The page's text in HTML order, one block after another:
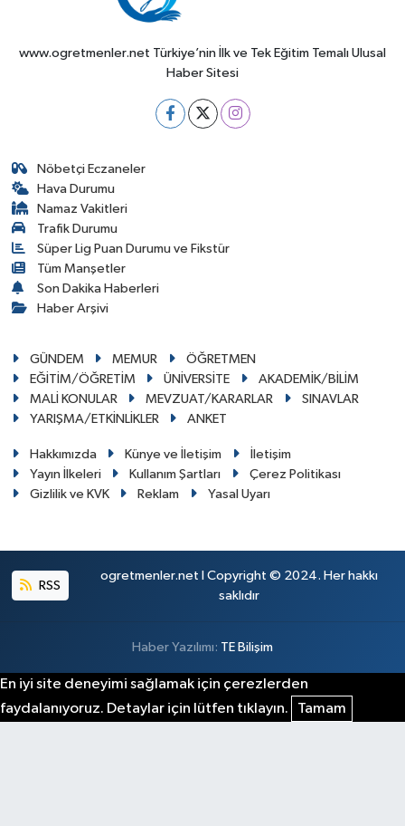
www.ogretmenler.net Türkiye’nin İlk ve Tek Eğitim Temalı Ulusal
Haber Sitesi
Nöbetçi Eczaneler
Hava Durumu
Namaz Vakitleri
Trafik Durumu
Süper Lig Puan Durumu ve Fikstür
Tüm Manşetler
Son Dakika Haberleri
Haber Arşivi
GÜNDEM MEMUR
ÖĞRETMEN
EĞİTİM/ÖĞRETİM
ÜNİVERSİTE
AKADEMİK/BİLİM
MALİ KONULAR
MEVZUAT/KARARLAR
SINAVLAR
YARIŞMA/ETKİNLİKLER
ANKET
Hakkımızda Künye ve İletişim
İletişim
Yayın İlkeleri
Kullanım Şartları
Çerez Politikası
Gizlilik ve KVK
Reklam Yasal Uyarı
RSS
ogretmenler.net I Copyright © 2024. Her hakkı
saklıdır
Haber Yazılımı: TE Bilişim
En iyi site deneyimi sağlamak için çerezlerden
faydalanıyoruz. Detaylar için lütfen tıklayın.
Tamam